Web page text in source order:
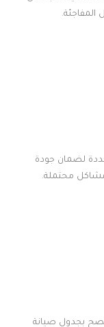
المفاجئة.
لضمان جودة
محتملة.
بجدول صيانة